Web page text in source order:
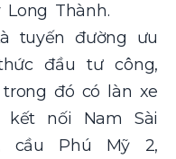
Long Thành.
tuyến đường ưu
đầu tư công,
đó có làn xe
kết nối Nam Sài
cầu Phú Mỹ 2,